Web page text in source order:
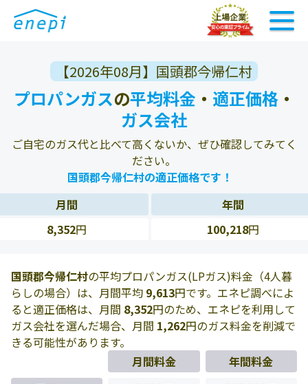
【2026年08月】国頭郡今帰仁村
プロパンガスの平均料金 ・ 適正価格 ・
ガス会社
ご自宅のガス代と比べて高くないか、ぜひ確認してみてく
ださい。
国頭郡今帰仁村の適正価格です！
月間
年間
8,352円 100,218円
国頭郡今帰仁村の平均プロパンガス(LPガス)料金（4人暮
らしの場合）は、月間平均 9,613円です。エネピ調べによ
ると適正価格は、月間 8,352円のため、エネピを利用して
ガス会社を選んだ場合、月間 1,262円のガス料金を削減で
きる可能性があります。
月間料金
年間料金